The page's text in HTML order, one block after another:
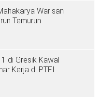
Warisan
Temurun
di Gresik Kawal
Kerja di PTFI